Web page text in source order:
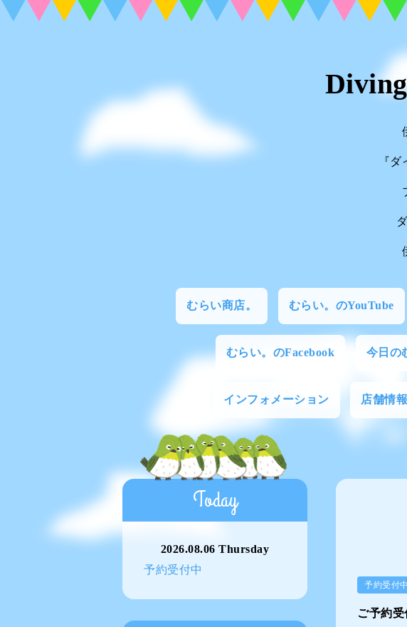
『
むらい商店。 むらい。のYouTube
むらい。のFacebook 今日の
インフォメーション 店舗情報
予約受付中
ご予約受
Today
2026.08.06 Thursday
予約受付中